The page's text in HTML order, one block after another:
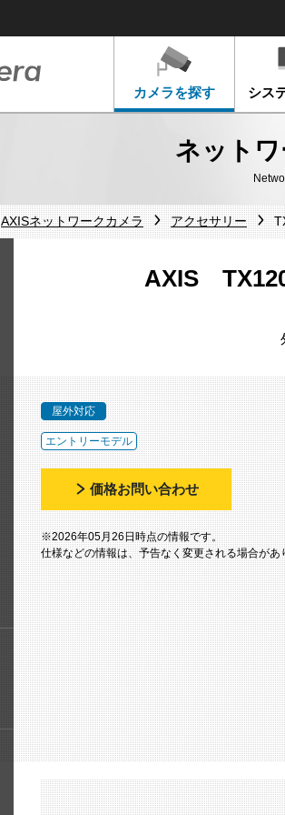
カメラを探す シス
ネット
AXISネットワークカメラ アクセサリー
AXIS
屋外対応
エントリーモデル
価格お問い合わせ
※2026年05月26日時点の情報です。
仕様などの情報は、予告なく変更される場合があ